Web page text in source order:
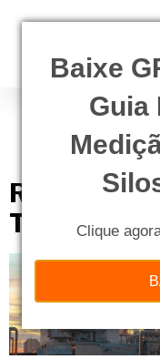
Baixe
Guia
Clique
Tag:
nível
RF
Tecnologia